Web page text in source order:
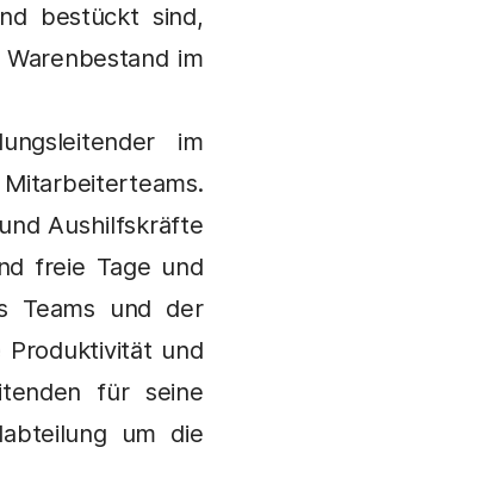
bestückt sind,
im
im
Aushilfskräfte
freie Tage und
Teams und der
und
für seine
um die